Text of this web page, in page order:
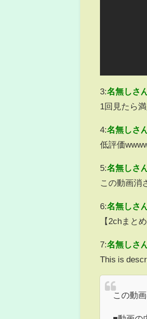
3:名無しさ
1回見たら
4:名無しさ
低評価
5:名無しさ
この動画消
6:名無しさ
【2chまと
7:名無しさ
This is
この動